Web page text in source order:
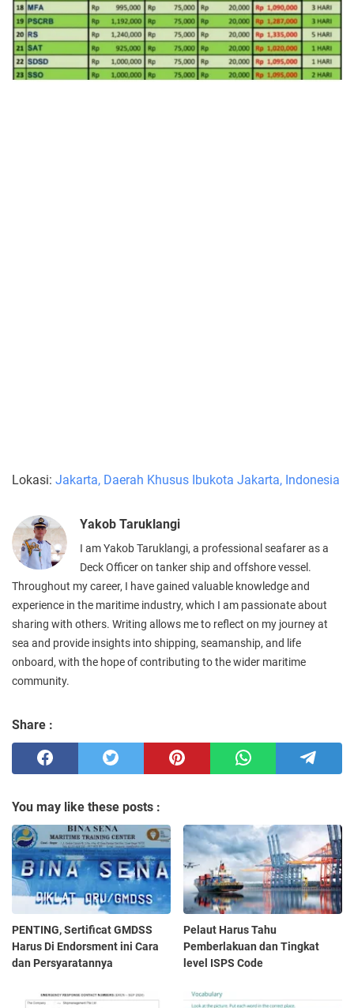
Lokasi: Jakarta, Daerah Khusus Ibukota Jakarta, Indonesia
Yakob Taruklangi
I am Yakob Taruklangi, a professional seafarer as a
Deck Officer on tanker ship and offshore vessel.
Throughout my career, I have gained valuable knowledge and
experience in the maritime industry, which I am passionate about
sharing with others. Writing allows me to reflect on my journey at
sea and provide insights into shipping, seamanship, and life
onboard, with the hope of contributing to the wider maritime
community.
Share :
You may like these posts :
PENTING, Sertificat GMDSS
Harus Di Endorsment ini Cara
dan Persyaratannya
Pelaut Harus Tahu
Pemberlakuan dan Tingkat
level ISPS Code